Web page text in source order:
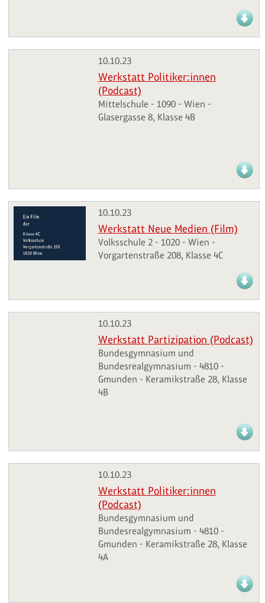
10.10.23
Werkstatt Politiker:innen
(Podcast)
Mittelschule - 1090 - Wien -
Glasergasse 8, Klasse 4B
10.10.23
Werkstatt Neue Medien (Film)
Volksschule 2 - 1020 - Wien -
Vorgartenstraße 208, Klasse 4C
10.10.23
Werkstatt Partizipation (Podcast)
Bundesgymnasium und
Bundesrealgymnasium - 4810 -
Gmunden - Keramikstraße 28, Klasse
4B
10.10.23
Werkstatt Politiker:innen
(Podcast)
Bundesgymnasium und
Bundesrealgymnasium - 4810 -
Gmunden - Keramikstraße 28, Klasse
4A